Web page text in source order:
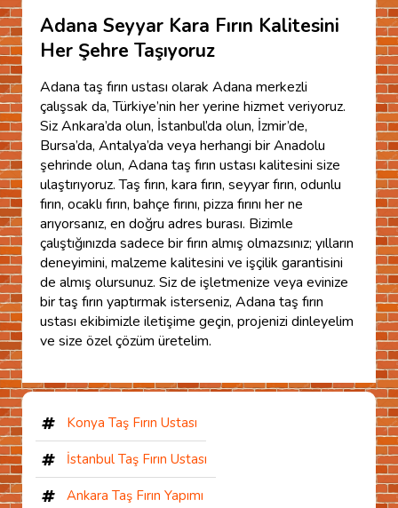
Adana Seyyar Kara Fırın Kalitesini
Her Şehre Taşıyoruz
Adana taş fırın ustası olarak Adana merkezli
çalışsak da, Türkiye’nin her yerine hizmet veriyoruz.
Siz Ankara’da olun, İstanbul’da olun, İzmir’de,
Bursa’da, Antalya’da veya herhangi bir Anadolu
şehrinde olun, Adana taş fırın ustası kalitesini size
ulaştırıyoruz. Taş fırın, kara fırın, seyyar fırın, odunlu
fırın, ocaklı fırın, bahçe fırını, pizza fırını her ne
arıyorsanız, en doğru adres burası. Bizimle
çalıştığınızda sadece bir fırın almış olmazsınız; yılların
deneyimini, malzeme kalitesini ve işçilik garantisini
de almış olursunuz. Siz de işletmenize veya evinize
bir taş fırın yaptırmak isterseniz, Adana taş fırın
ustası ekibimizle iletişime geçin, projenizi dinleyelim
ve size özel çözüm üretelim.
Konya Taş Fırın Ustası
İstanbul Taş Fırın Ustası
Ankara Taş Fırın Yapımı